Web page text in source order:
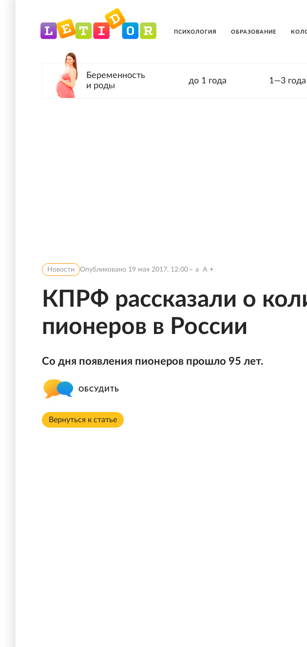
ПСИХОЛОГИЯ ОБРАЗОВАНИЕ
Беременность
и роды
до 1 года 1—3 года
Новости Опубликовано 19 мая 2017, 12:00 a A
КПРФ рассказали о
пионеров в России
Со дня появления пионеров прошло 95 лет.
ОБСУДИТЬ
Вернуться к статье